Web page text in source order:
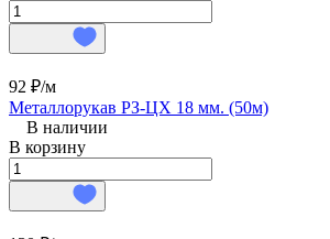
92 ₽/м
Металлорукав РЗ-ЦХ 18 мм. (50м)
В наличии
В корзину